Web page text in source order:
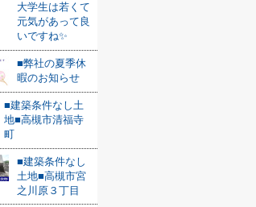
大学生は若くて
元気があって良
いですね✨
■弊社の夏季休
暇のお知らせ
■建築条件なし土
地■高槻市清福寺
町
■建築条件なし
土地■高槻市宮
之川原３丁目